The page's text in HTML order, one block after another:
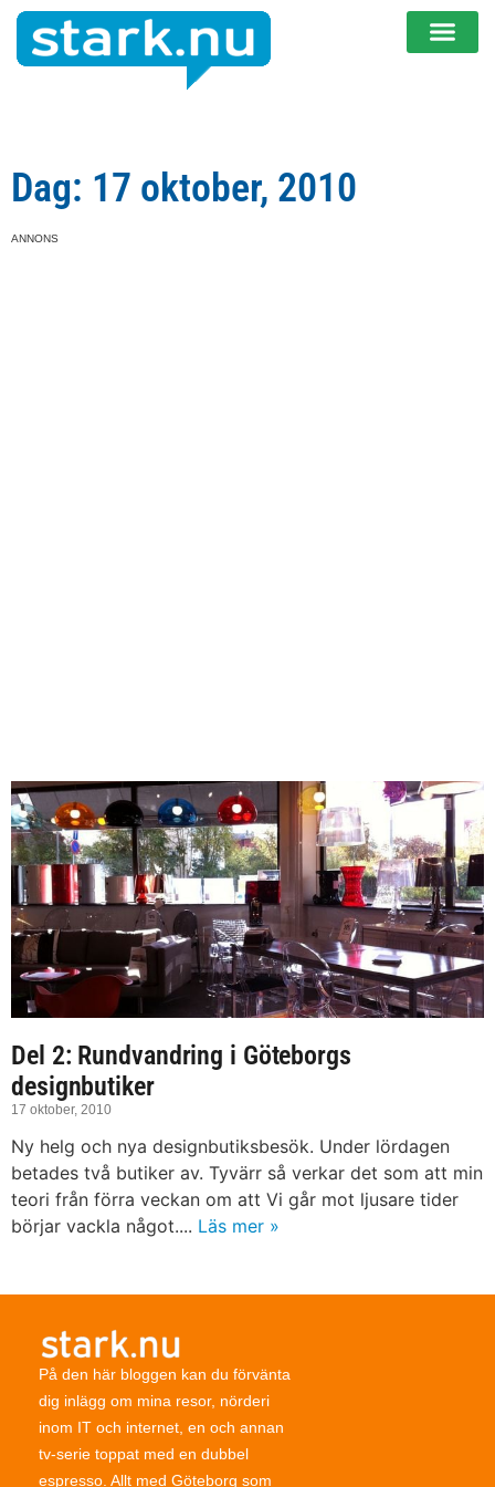
Dag: 17 oktober, 2010
ANNONS
Del 2: Rundvandring i Göteborgs
designbutiker
17 oktober, 2010
Ny helg och nya designbutiksbesök. Under lördagen
betades två butiker av. Tyvärr så verkar det som att min
teori från förra veckan om att Vi går mot ljusare tider
börjar vackla något.... Läs mer »
På den här bloggen kan du förvänta
dig inlägg om mina resor, nörderi
inom IT och internet, en och annan
tv-serie toppat med en dubbel
espresso. Allt med Göteborg som